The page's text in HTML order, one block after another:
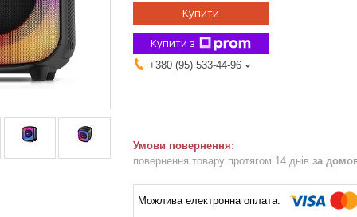
Купити
Купити з
+380 (95) 533-44-96
повернення товару протягом 14 днів за